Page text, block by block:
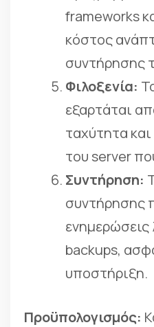
frameworks
κόστος
συντήρησης
Φιλοξενία:
εξαρτάται
ταχύτητα
του server
Συντήρηση:
συντήρησης
ενημερώσεις
backups,
υποστήριξη.
Προϋπολογισμός: